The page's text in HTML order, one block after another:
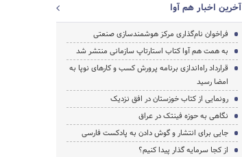
آخرین اخبار هم آوا
فراخوان نام‌گذاری مرکز هوشمندسازی صنعتی
به همت هم آوا کتاب استارتاپ سازمانی منتشر شد
قرارداد راه‌اندازی برنامه پرورش کسب و کارهای نوپا به
امضا رسید
رونمایی از کتاب خوزستان در افق نزدیک
نگاهی به حوزه فینتک در عراق
جایی برای انتشار و گوش دادن به پادکست فارسی
از کجا سرمایه ‌گذار پیدا کنیم؟